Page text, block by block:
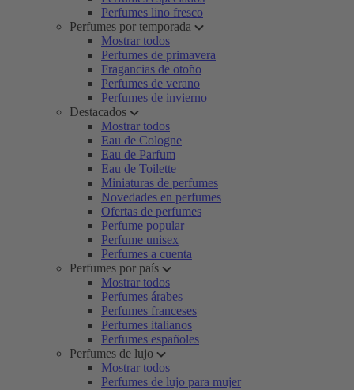
Perfumes lino fresco
Perfumes por temporada
Mostrar todos
Perfumes de primavera
Fragancias de otoño
Perfumes de verano
Perfumes de invierno
Destacados
Mostrar todos
Eau de Cologne
Eau de Parfum
Eau de Toilette
Miniaturas de perfumes
Novedades en perfumes
Ofertas de perfumes
Perfume popular
Perfume unisex
Perfumes a cuenta
Perfumes por país
Mostrar todos
Perfumes árabes
Perfumes franceses
Perfumes italianos
Perfumes españoles
Perfumes de lujo
Mostrar todos
Perfumes de lujo para mujer